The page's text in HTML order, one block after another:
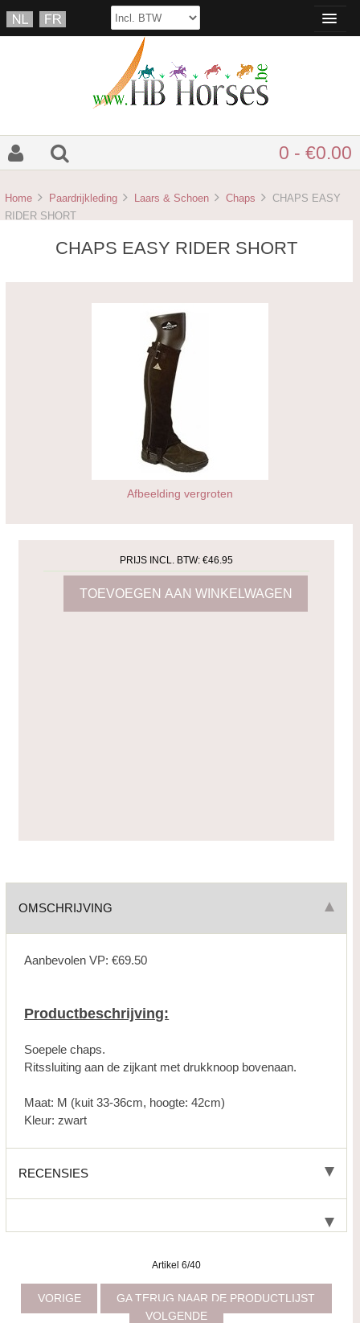
0 - €0.00
Home Paardrijkleding Laars & Schoen Chaps
CHAPS EASY
RIDER SHORT
CHAPS EASY RIDER SHORT
Afbeelding vergroten
PRIJS INCL. BTW:€46.95
OMSCHRIJVING
Aanbevolen VP: €69.50
Productbeschrijving:
Soepele chaps.
Ritssluiting aan de zijkant met drukknoop bovenaan.
Maat: M (kuit 33-36cm, hoogte: 42cm)
Kleur: zwart
RECENSIES
Artikel 6/40
VORIGE
GA TERUG NAAR DE PRODUCTLIJST
VOLGENDE